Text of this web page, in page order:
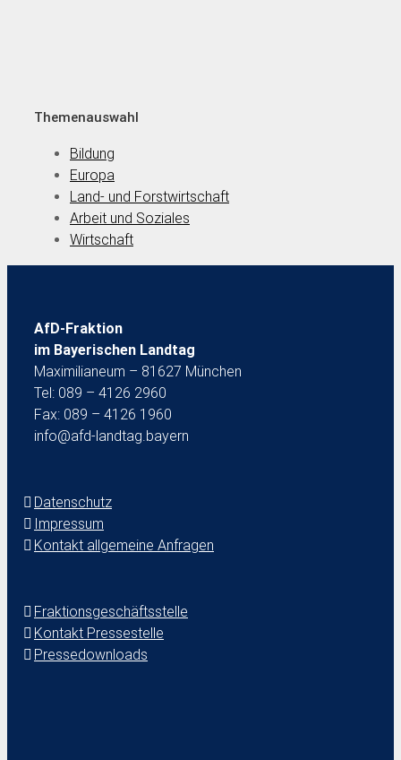
Themenauswahl
Bildung
Europa
Land- und Forstwirtschaft
Arbeit und Soziales
Wirtschaft
AfD-Fraktion
im Bayerischen Landtag
Maximilianeum – 81627 München
Tel: 089 – 4126 2960
Fax: 089 – 4126 1960
info@afd-landtag.bayern
Datenschutz
Impressum
Kontakt allgemeine Anfragen
Fraktionsgeschäftsstelle
Kontakt Pressestelle
Pressedownloads